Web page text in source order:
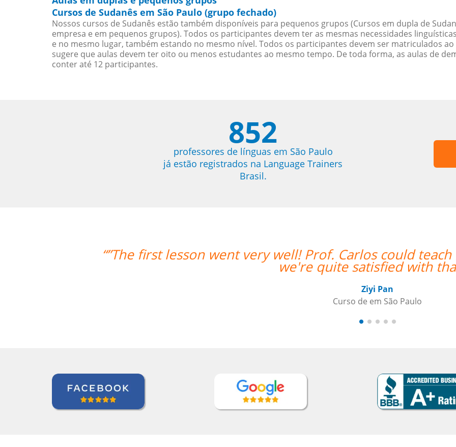
Cursos de Sudanês em São Paulo (grupo fechado)
Nossos cursos de Sudanês estão também disponíveis para pequenos grupos (Cursos em dupla de
empresa e em pequenos grupos). Todos os participantes devem ter as mesmas necessidades
e no mesmo lugar, também estando no mesmo nível. Todos os participantes devem ser matriculados
sugere que aulas devem ter oito ou menos estudantes ao mesmo tempo. De toda forma, as aulas de
conter até 12 participantes.
852
professores de línguas em São Paulo
já estão registrados na Language Trainers
Brasil.
well! Prof. Carlos could teach both in Chinese and English and “”O